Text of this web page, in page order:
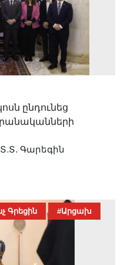
ընդունեց
Գարեգին
Գրեցին #Արցախ